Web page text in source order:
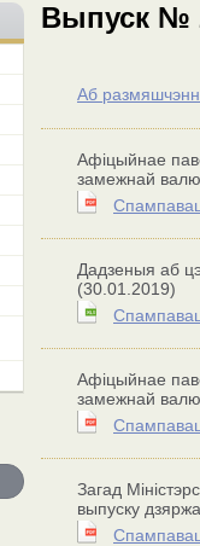
Выпуск №
Аб
Афіцыйнае
замежнай
Дадзеныя аб
(30.01.2019)
Афіцыйнае
замежнай
Загад
выпуску